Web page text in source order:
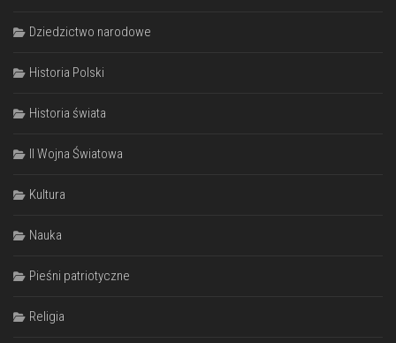
Dziedzictwo narodowe
Historia Polski
Historia świata
II Wojna Światowa
Kultura
Nauka
Pieśni patriotyczne
Religia